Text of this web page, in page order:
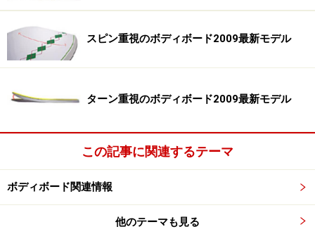
スピン重視のボディボード2009最新モデル
ターン重視のボディボード2009最新モデル
この記事に関連するテーマ
ボディボード関連情報
他のテーマも見る